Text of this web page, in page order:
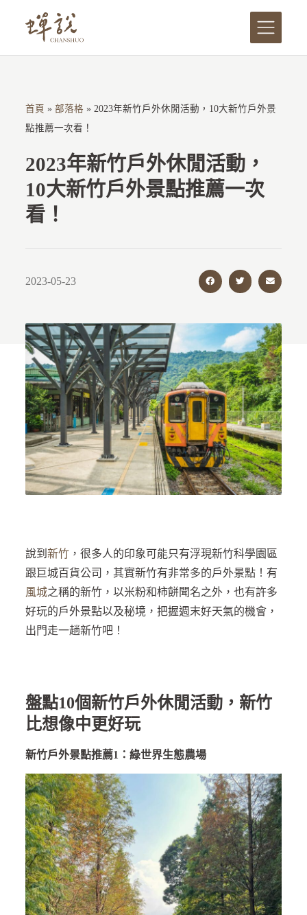
主
首頁 » 部落格 » 2023年新竹戶外休閒活動，10大新竹戶外景
點推薦一次看！
2023年新竹戶外休閒活動，
10大新竹戶外景點推薦一次
看！
2023-05-23
說到 新竹，很多人的印象可能只有浮現新竹科學園區
跟巨城百貨公司，其實新竹有非常多的戶外景點！有
風城之稱的新竹，以米粉和柿餅聞名之外，也有許多
好玩的戶外景點以及秘境，把握週末好天氣的機會，
出門走一趟新竹吧！
盤點10個新竹戶外休閒活動，新竹
比想像中更好玩
新竹戶外景點推薦1：綠世界生態農場